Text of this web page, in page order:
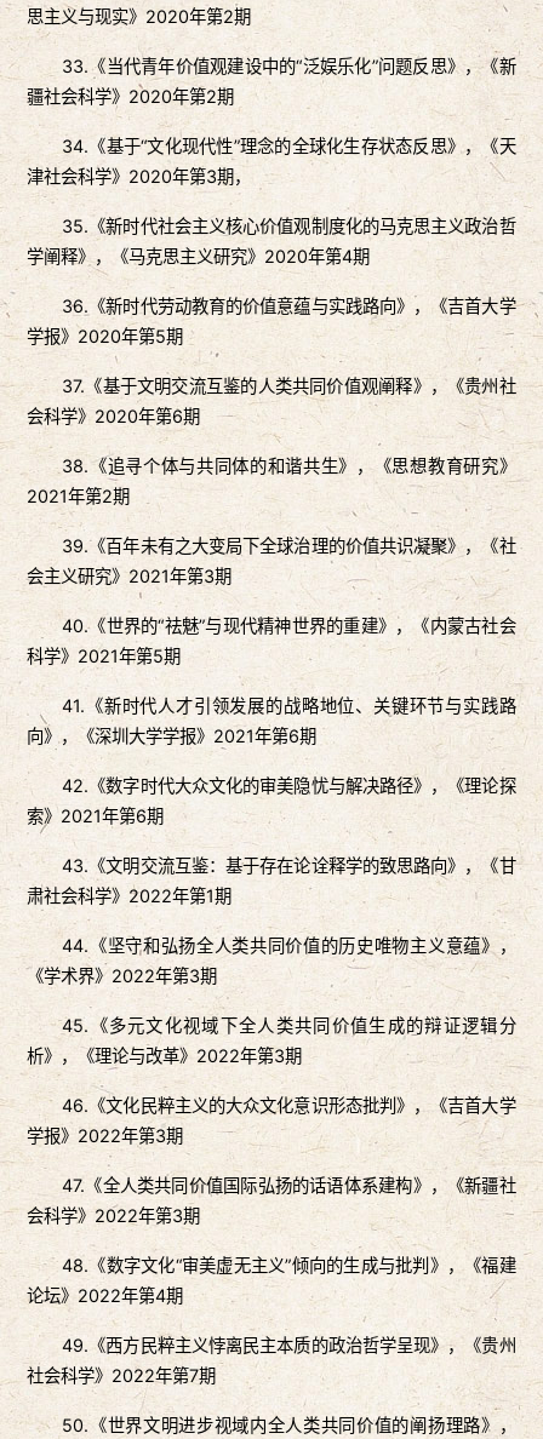
思主义与现实》2020年第2期
33.《当代青年价值观建设中的“泛娱乐化”问题反思》，《新
疆社会科学》2020年第2期
34.《基于“文化现代性”理念的全球化生存状态反思》，《天
津社会科学》2020年第3期，
35.《新时代社会主义核心价值观制度化的马克思主义政治哲
学阐释》，《马克思主义研究》2020年第4期
36.《新时代劳动教育的价值意蕴与实践路向》，《吉首大学
学报》2020年第5期
37.《基于文明交流互鉴的人类共同价值观阐释》，《贵州社
会科学》2020年第6期
38.《追寻个体与共同体的和谐共生》，《思想教育研究》
2021年第2期
39.《百年未有之大变局下全球治理的价值共识凝聚》，《社
会主义研究》2021年第3期
40.《世界的“祛魅”与现代精神世界的重建》，《内蒙古社会
科学》2021年第5期
41.《新时代人才引领发展的战略地位、关键环节与实践路
向》，《深圳大学学报》2021年第6期
42.《数字时代大众文化的审美隐忧与解决路径》，《理论探
索》2021年第6期
43.《文明交流互鉴：基于存在论诠释学的致思路向》，《甘
肃社会科学》2022年第1期
44.《坚守和弘扬全人类共同价值的历史唯物主义意蕴》，
《学术界》2022年第3期
45.《多元文化视域下全人类共同价值生成的辩证逻辑分
析》，《理论与改革》2022年第3期
46.《文化民粹主义的大众文化意识形态批判》，《吉首大学
学报》2022年第3期
47.《全人类共同价值国际弘扬的话语体系建构》，《新疆社
会科学》2022年第3期
48.《数字文化“审美虚无主义”倾向的生成与批判》，《福建
论坛》2022年第4期
49.《西方民粹主义悖离民主本质的政治哲学呈现》，《贵州
社会科学》2022年第7期
50.《世界文明进步视域内全人类共同价值的阐扬理路》，